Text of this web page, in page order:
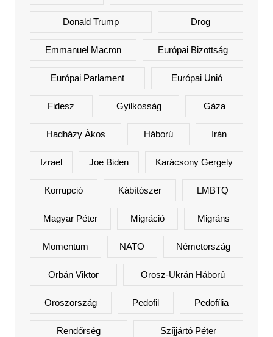
Donald Trump Drog
Emmanuel Macron Európai Bizottság
Európai Parlament Európai Unió
Fidesz Gyilkosság Gáza
Hadházy Ákos Háború Irán
Izrael Joe Biden Karácsony Gergely
Korrupció Kábítószer LMBTQ
Magyar Péter Migráció Migráns
Momentum NATO Németország
Orbán Viktor Orosz-Ukrán Háború
Oroszország Pedofil Pedofília
Rendőrség Szíjjártó Péter